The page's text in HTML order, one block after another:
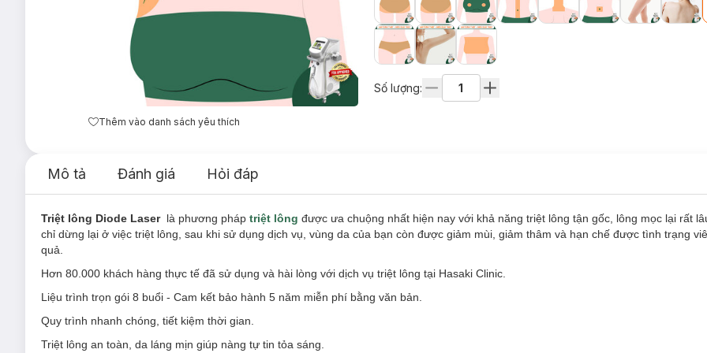
Thêm vào danh sách yêu thích
Số lượng:
Mô tả Đánh giá Hỏi đáp
Triệt lông Diode Laser là phương pháp triệt lông được ưa chuộng nhất hiện nay với khả năng triệt lông tận gốc, lông mọc lại rất
chỉ dừng lại ở việc triệt lông, sau khi sử dụng dịch vụ, vùng da của bạn còn được giảm mùi, giảm thâm và hạn chế được tình trạng
quả.
Hơn 80.000 khách hàng thực tế đã sử dụng và hài lòng với dịch vụ triệt lông tại Hasaki Clinic.
Liệu trình trọn gói 8 buổi - Cam kết bảo hành 5 năm miễn phí bằng văn bản.
Quy trình nhanh chóng, tiết kiệm thời gian.
Triệt lông an toàn, da láng mịn giúp nàng tự tin tỏa sáng.